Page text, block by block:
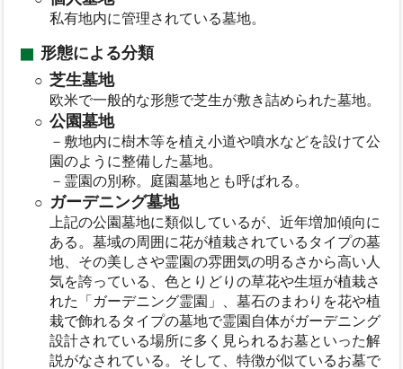
私有地内に管理されている墓地。
形態による分類
芝生墓地
欧米で一般的な形態で芝生が敷き詰められた墓地。
公園墓地
－敷地内に樹木等を植え小道や噴水などを設けて公
園のように整備した墓地。
－霊園の別称。庭園墓地とも呼ばれる。
ガーデニング墓地
上記の公園墓地に類似しているが、近年増加傾向に
ある。墓域の周囲に花が植栽されているタイプの墓
地、その美しさや霊園の雰囲気の明るさから高い人
気を誇っている、色とりどりの草花や生垣が植栽さ
れた「ガーデニング霊園」、墓石のまわりを花や植
栽で飾れるタイプの墓地で霊園自体がガーデニング
設計されている場所に多く見られるお墓といった解
説がなされている。そして、特徴が似ているお墓で